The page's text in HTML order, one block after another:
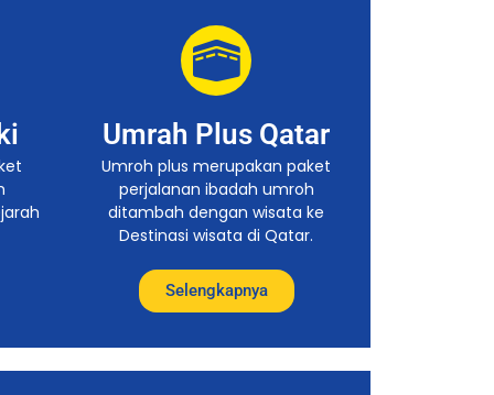
Umrah Plus Qatar
Umroh plus merupakan paket
perjalanan ibadah umroh
ditambah dengan wisata ke
Destinasi wisata di Qatar.
Selengkapnya